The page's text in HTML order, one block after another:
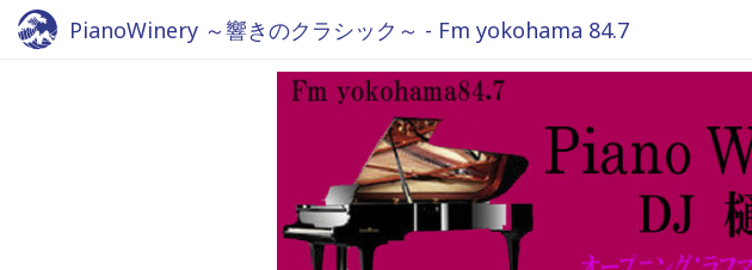
PianoWinery ～響きのクラシック～ - Fm yokohama 84.7